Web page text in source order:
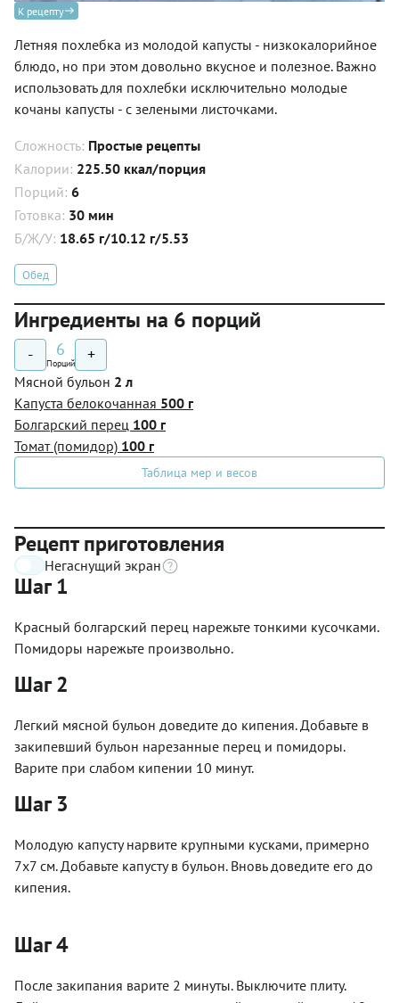
К рецепту
Летняя похлебка из молодой капусты - низкокалорийное
блюдо, но при этом довольно вкусное и полезное. Важно
использовать для похлебки исключительно молодые
кочаны капусты - с зелеными листочками.
Сложность: Простые рецепты
Калории: 225.50 ккал/порция
Порций: 6
Готовка: 30 мин
Б/Ж/У: 18.65 г/10.12 г/5.53
Обед
Ингредиенты на 6 порций
- 6
Порций +
Мясной бульон 2 л
Капуста белокочанная 500 г
Болгарский перец 100 г
Томат (помидор) 100 г
Таблица мер и весов
Рецепт приготовления
Негаснущий экран
Шаг 1
Красный болгарский перец нарежьте тонкими кусочками.
Помидоры нарежьте произвольно.
Шаг 2
Легкий мясной бульон доведите до кипения. Добавьте в
закипевший бульон нарезанные перец и помидоры.
Варите при слабом кипении 10 минут.
Шаг 3
Молодую капусту нарвите крупными кусками, примерно
7х7 см. Добавьте капусту в бульон. Вновь доведите его до
кипения.
Шаг 4
После закипания варите 2 минуты. Выключите плиту.